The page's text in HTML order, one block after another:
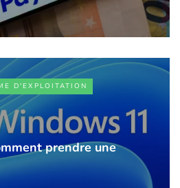
D'EXPLOITATION
prendre une